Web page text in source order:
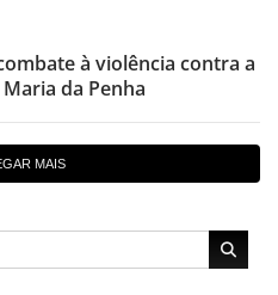
à violência contra a
da Penha
MAIS